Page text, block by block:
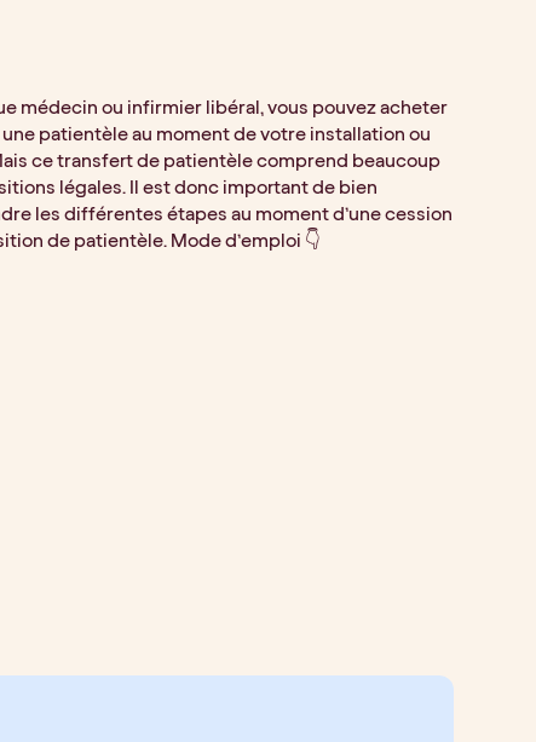
médecin ou infirmier libéral, vous pouvez acheter
patientèle au moment de votre installation ou
ce transfert de patientèle comprend beaucoup
légales. Il est donc important de bien
les différentes étapes au moment d’une cession
de patientèle. Mode d’emploi 👇